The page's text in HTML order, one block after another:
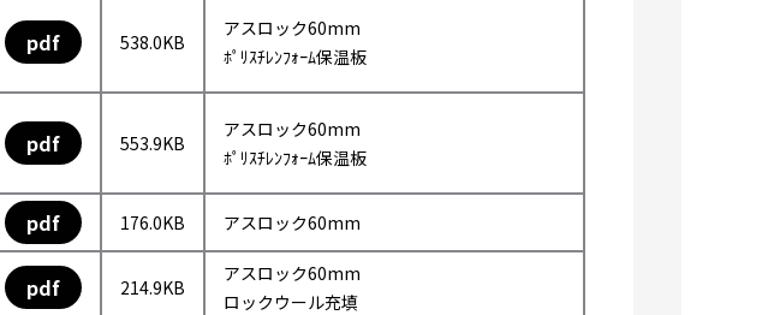
pdf 538.0KB
アスロック60mm
ﾎﾟﾘｽﾁﾚﾝﾌｫｰﾑ保温板
pdf 553.9KB
アスロック60mm
ﾎﾟﾘｽﾁﾚﾝﾌｫｰﾑ保温板
pdf 176.0KB アスロック60mm
pdf 214.9KB
アスロック60mm
ロックウール充填